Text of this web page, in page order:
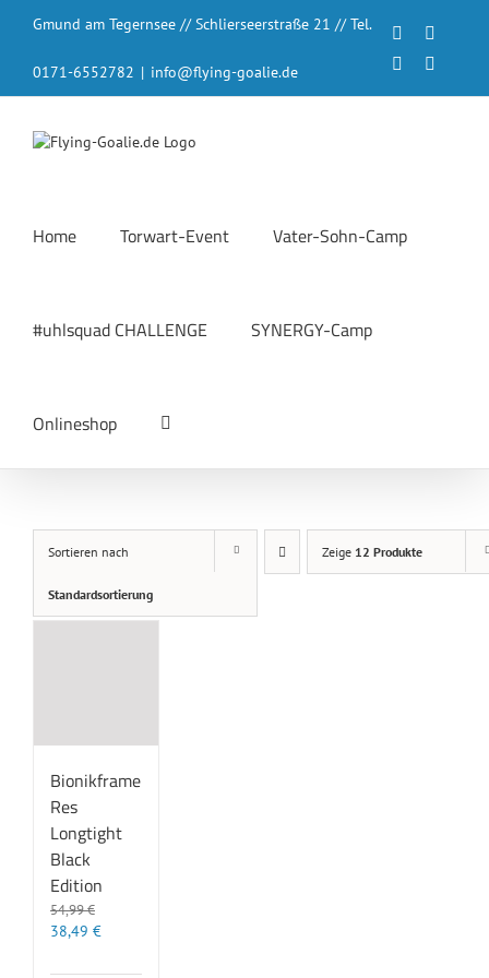
InhaltGmund am Tegernsee // Schlierseerstraße 21 // Tel.
0171-6552782 | info@flying-goalie.de
Facebook
LinkedIn
Home Torwart-Event Vater-Sohn-Camp
#uhlsquad CHALLENGE SYNERGY-Camp
Onlineshop
Sortieren nach
Standardsortierung
Zeige 12 Produkte
Bionikframe
Res
Longtight
Black
Edition
54,99€
Ursprünglicher
war:
38,49 €Aktueller
ist: